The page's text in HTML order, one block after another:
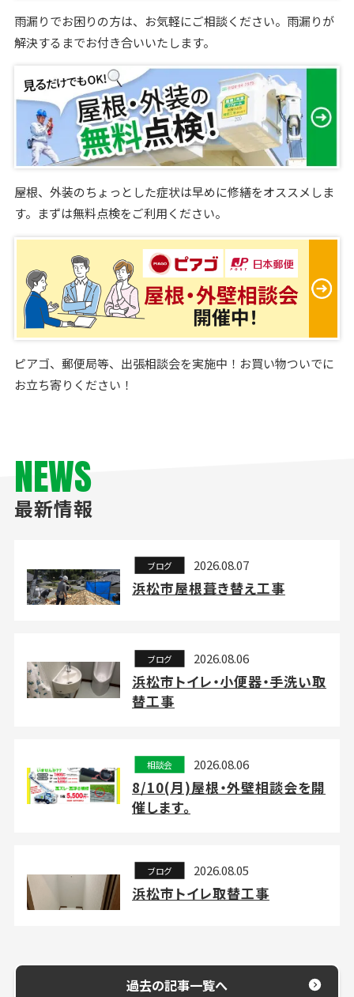
雨漏りでお困りの方は、お気軽にご相談ください。雨漏りが
解決するまでお付き合いいたします。
屋根、外装のちょっとした症状は早めに修繕をオススメしま
す。まずは無料点検をご利用ください。
ピアゴ、郵便局等、出張相談会を実施中！お買い物ついでに
お立ち寄りください！
NEWS
最新情報
ブログ 2026.08.07
浜松市屋根葺き替え工事
ブログ 2026.08.06
浜松市トイレ・小便器・手洗い取
替工事
相談会 2026.08.06
8/10(月)屋根・外壁相談会を開
催します。
ブログ 2026.08.05
浜松市トイレ取替工事
過去の記事一覧へ